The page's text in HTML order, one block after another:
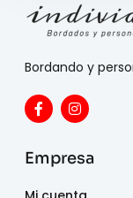
Bordando y
Empresa